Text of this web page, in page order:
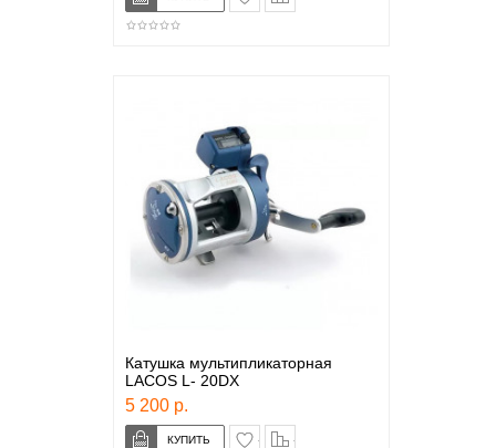
Катушка мультипликаторная
LACOS L- 20DX
5 200 р.
в закладки